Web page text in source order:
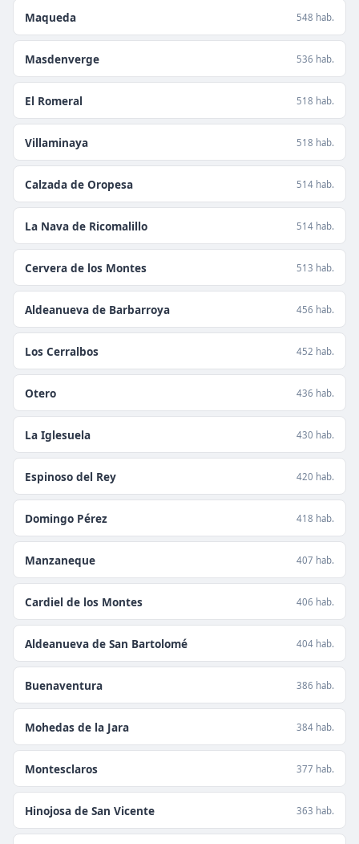
Maqueda 548 hab.
Masdenverge 536 hab.
El Romeral 518 hab.
Villaminaya 518 hab.
Calzada de Oropesa 514 hab.
La Nava de Ricomalillo 514 hab.
Cervera de los Montes 513 hab.
Aldeanueva de Barbarroya 456 hab.
Los Cerralbos 452 hab.
Otero 436 hab.
La Iglesuela 430 hab.
Espinoso del Rey 420 hab.
Domingo Pérez 418 hab.
Manzaneque 407 hab.
Cardiel de los Montes 406 hab.
Aldeanueva de San Bartolomé 404 hab.
Buenaventura 386 hab.
Mohedas de la Jara 384 hab.
Montesclaros 377 hab.
Hinojosa de San Vicente 363 hab.